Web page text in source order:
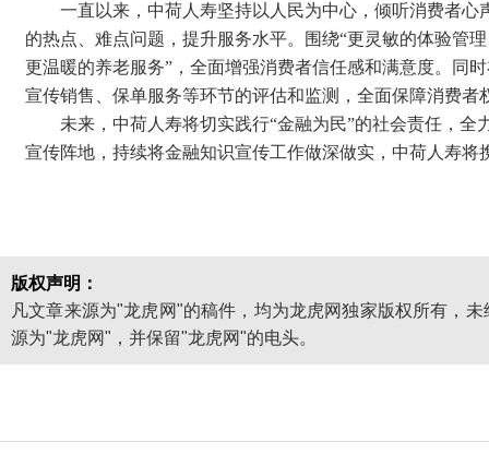
一直以来，中荷人寿坚持以人民为中心，倾听消费者
的热点、难点问题，提升服务水平。围绕“更灵敏的体验管
更温暖的养老服务”，全面增强消费者信任感和满意度。同
宣传销售、保单服务等环节的评估和监测，全面保障消费者
未来，中荷人寿将切实践行“金融为民”的社会责任，
宣传阵地，持续将金融知识宣传工作做深做实，中荷人寿将
版权声明：
凡文章来源为"龙虎网"的稿件，均为龙虎网独家版权所有，
源为"龙虎网"，并保留"龙虎网"的电头。